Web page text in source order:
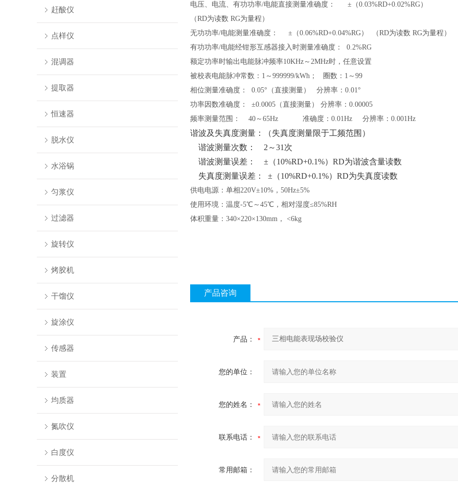
赶酸仪
点样仪
混调器
提取器
恒速器
脱水仪
水浴锅
匀浆仪
过滤器
旋转仪
烤胶机
干馏仪
旋涂仪
传感器
装置
均质器
氮吹仪
白度仪
分散机
电压、电流、有功功率/电能直接测量准确度： ±（0.03%RD+0.02%RG）
（RD为读数 RG为量程）
无功功率/电能测量准确度： ±（0.06%RD+0.04%RG） （RD为读数 RG为量程）
有功功率/电能经钳形互感器接入时测量准确度： 0.2%RG
额定功率时输出电能脉冲频率10KHz～2MHz时，任意设置
被校表电能脉冲常数： 1～999999/kWh； 圈数：1～99
相位测量准确度：
0.05°（直接测量） 分辨率：0.01°
功率因数准确度：
±0.0005（直接测量） 分辨率：0.00005
频率测量范围：
40～65Hz 准确度：0.01Hz 分辨率：0.001Hz
谐波及失真度测量：（失真度测量限于工频范围）
谐波测量次数： 2～31次
谐波测量误差： ±（10%RD+0.1%）RD为谐波含量读数
失真度测量误差： ±（10%RD+0.1%）RD为失真度读数
供电电源：单相220V±10%，50Hz±5%
使用环境：温度-5℃～45℃，相对湿度≤85%RH
体积重量： 340×220×130mm， <6kg
产品咨询
产品：
您的单位：
您的姓名：
联系电话：
常用邮箱：